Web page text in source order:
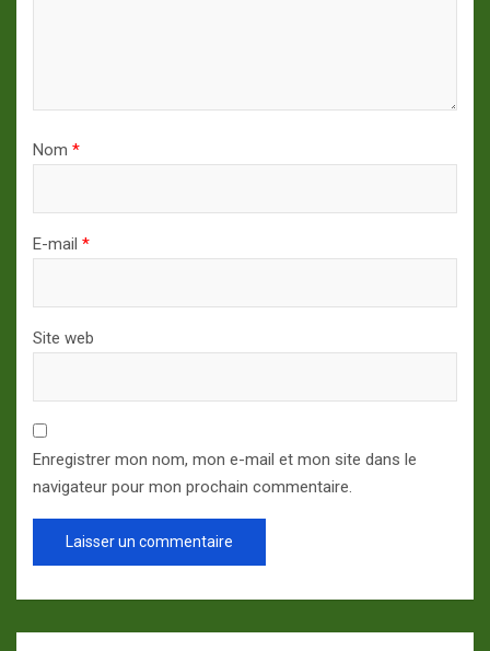
Nom *
E-mail *
Site web
Enregistrer mon nom, mon e-mail et mon site dans le
navigateur pour mon prochain commentaire.